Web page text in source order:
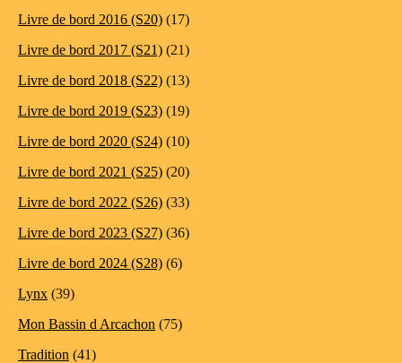
Livre de bord 2016 (S20) (17)
Livre de bord 2017 (S21) (21)
Livre de bord 2018 (S22) (13)
Livre de bord 2019 (S23) (19)
Livre de bord 2020 (S24) (10)
Livre de bord 2021 (S25) (20)
Livre de bord 2022 (S26) (33)
Livre de bord 2023 (S27) (36)
Livre de bord 2024 (S28) (6)
Lynx (39)
Mon Bassin d Arcachon (75)
Tradition (41)